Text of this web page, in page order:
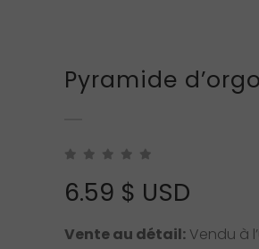
Pyramide
6.59 $ USD
Vente au détail: Vendu à